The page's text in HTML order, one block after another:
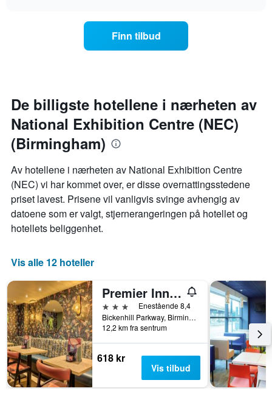
oppholdet
Diagrammets
1
X-
akse
antall
dager
før
oppholdet
Diagrammets
1
viser
på
et
rom
Finn tilbud
De billigste hotellene i nærheten av
National Exhibition Centre (NEC)
(Birmingham)
Av hotellene i nærheten av National Exhibition Centre
(NEC) vi har kommet over, er disse overnattingsstedene
priset lavest. Prisene vil vanligvis svinge avhengig av
datoene som er valgt, stjernerangeringen på hotellet og
hotellets beliggenhet.
Vis alle 12 hoteller
Premier Inn Birmingham Nec/Airport
3 stjernerEnestående 8,4
Bickenhill Parkway, Birmingham, Storbritannia
12,2 km fra sentrum
618 kr
Vis tilbud